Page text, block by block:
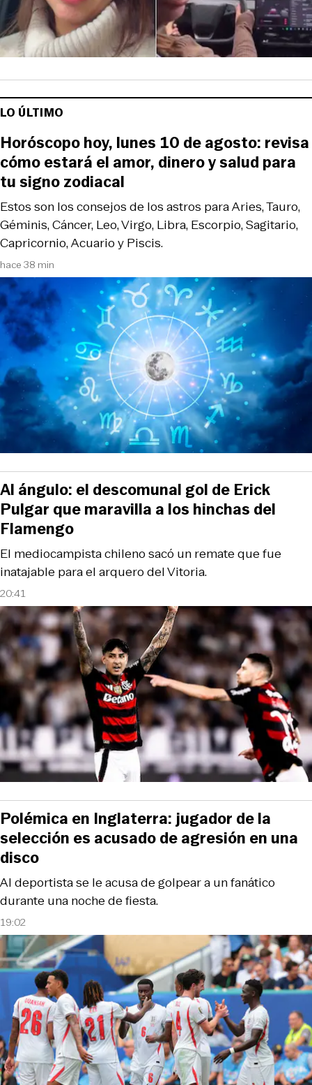
LO ÚLTIMO
hace 38 min
Estos son los consejos de los astros para Aries, Tauro,
Géminis, Cáncer, Leo, Virgo, Libra, Escorpio, Sagitario,
Capricornio, Acuario y Piscis.
Horóscopo hoy, lunes 10 de agosto: revisa
cómo estará el amor, dinero y salud para
tu signo zodiacal
20:41
El mediocampista chileno sacó un remate que fue
inatajable para el arquero del Vitoria.
Al ángulo: el descomunal gol de Erick
Pulgar que maravilla a los hinchas del
Flamengo
19:02
Al deportista se le acusa de golpear a un fanático
durante una noche de fiesta.
Polémica en Inglaterra: jugador de la
selección es acusado de agresión en una
disco